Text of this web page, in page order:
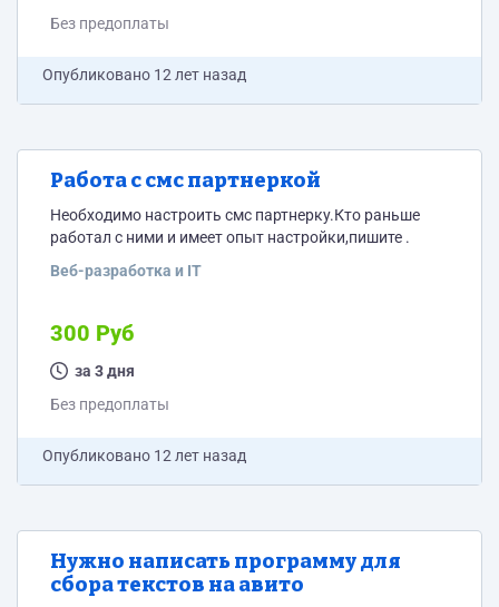
Без предоплаты
Опубликовано 12 лет назад
Работа с смс партнеркой
Необходимо настроить смс партнерку.Кто раньше
работал с ними и имеет опыт настройки,пишите .
Веб-разработка и IT
300 Руб
за 3 дня
Без предоплаты
Опубликовано 12 лет назад
Нужно написать программу для
сбора текстов на авито